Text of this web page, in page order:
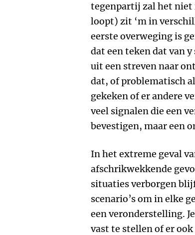
tegenpartij zal het
loopt) zit ‘m in
eerste overweging is
dat een teken dat van
uit een streven naar
dat, of problematisch
gekeken of er andere
veel signalen die een
bevestigen, maar een
In het extreme geval
afschrikwekkende
situaties verborgen
scenario’s om in elke
een veronderstelling.
vast te stellen of er